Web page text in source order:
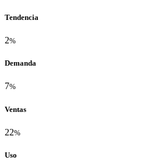
Tendencia
2%
Demanda
7%
Ventas
22%
Uso